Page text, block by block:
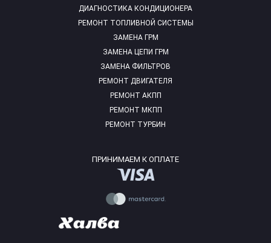
ДИАГНОСТИКА КОНДИЦИОНЕРА
РЕМОНТ ТОПЛИВНОЙ СИСТЕМЫ
ЗАМЕНА ГРМ
ЗАМЕНА ЦЕПИ ГРМ
ЗАМЕНА ФИЛЬТРОВ
РЕМОНТ ДВИГАТЕЛЯ
РЕМОНТ АКПП
РЕМОНТ МКПП
РЕМОНТ ТУРБИН
ПРИНИМАЕМ К ОПЛАТЕ